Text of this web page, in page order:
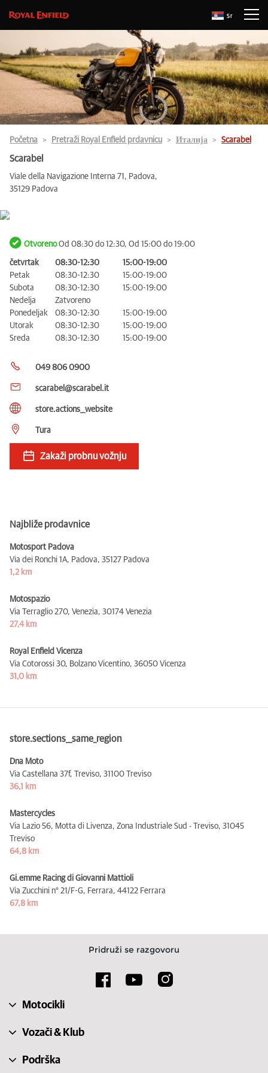
Sr
Početna Pretraži Royal Enfield prdavnicu Италија Scarabel
Scarabel
Viale della Navigazione Interna 71, Padova,
35129 Padova
OtvorenoOd 08:30 do 12:30, Od 15:00 do 19:00
četvrtak 08:30-12:30
15:00-19:00
Petak
08:30-12:30
15:00-19:00
Subota
08:30-12:30
15:00-19:00
Nedelja
Zatvoreno
Ponedeljak
08:30-12:30
15:00-19:00
Utorak
08:30-12:30
15:00-19:00
Sreda
08:30-12:30 15:00-19:00
049 806 0900
scarabel@scarabel.it
store.actions__website
Tura
Zakaži probnu vožnju
Najbliže prodavnice
Motosport Padova
Via dei Ronchi 1A, Padova, 35127 Padova
1,2 km
Motospazio
Via Terraglio 270, Venezia, 30174 Venezia
27,4 km
Royal Enfield Vicenza
Via Cotorossi 30, Bolzano Vicentino, 36050 Vicenza
31,0 km
store.sections__same_region
Dna Moto
Via Castellana 37f, Treviso, 31100 Treviso
36,1 km
Mastercycles
Via Lazio 56, Motta di Livenza, Zona Industriale Sud - Treviso, 31045
Treviso
64,8 km
Gi.emme Racing di Giovanni Mattioli
Via Zucchini n° 21/F-G, Ferrara, 44122 Ferrara
67,8 km
Pridruži se razgovoru
Motocikli
Vozači & Klub
Podrška